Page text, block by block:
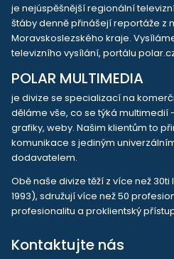
je nejúspěšnější regionální
štáby denně přinášejí reportáže z
Moravskoslezského kraje.
televizního vysílání, portálu
POLAR MULTIMEDIA
je divize se specializací na
děláme vše, co se týká multimedií
grafiky, weby. Našim klientům to
komunikace s jediným
dodavatelem.
Obě naše divize těží z více než
1993), sdružují více než 50
profesionalitu a proklientský
Kontaktujte nás